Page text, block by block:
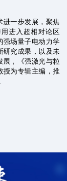
进一步发展，聚焦
进入超相对论区
强场量子电动力学
研究成果，以及未
展，《强激光与粒
授为专辑主编，推